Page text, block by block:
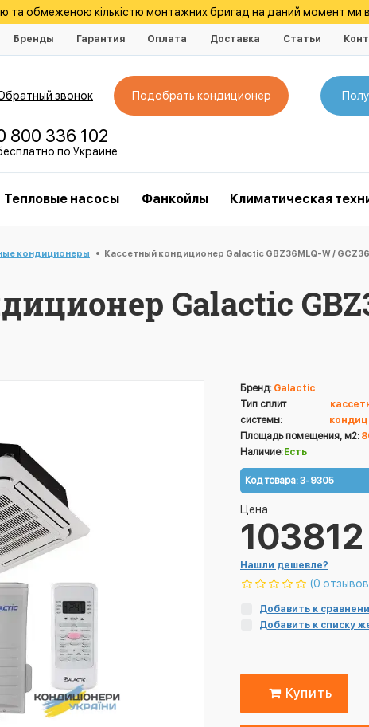
та обмеженою кількістю монтажних бригад на даний момент
Бренды Гарантия Оплата Доставка Статьи
звонок Подобрать кондиционер
800 336 102
по Украине
Тепловые насосы Фанкойлы Климатическая
кондиционеры Кассетный кондиционер Galactic GBZ36MLQ-W /
Galactic
Бренд: Galactic
Тип сплит
системы:
Площадь помещения, м2:
Наличие: Есть
Код товара:3-9305
Цена
103812
Нашли дешевле?
(0
Добавить к
Добавить к списку
Купить